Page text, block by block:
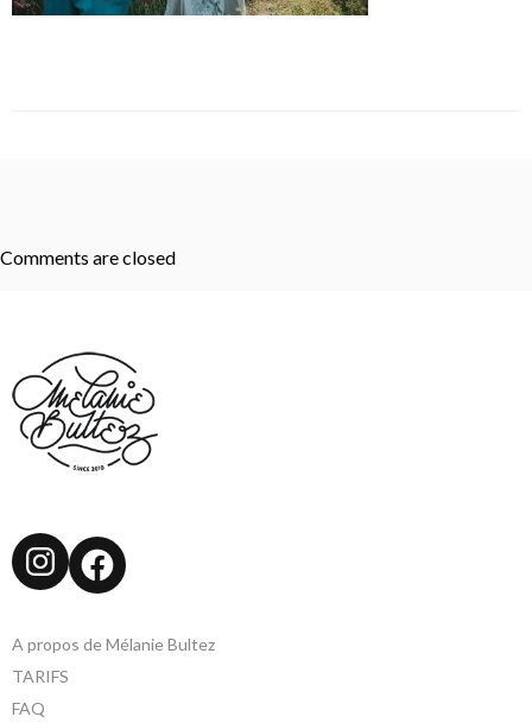
Comments are closed
Instagram
Facebook
A propos de Mélanie Bultez
TARIFS
FAQ